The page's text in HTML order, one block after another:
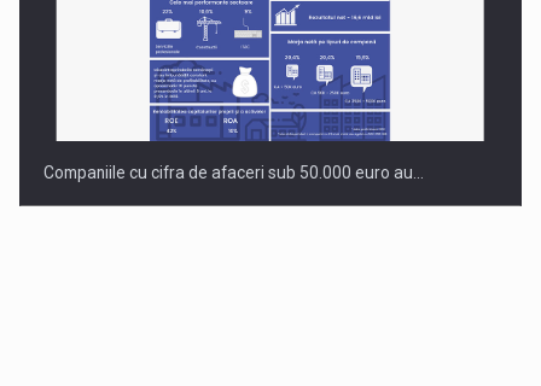
Companiile cu cifra de afaceri sub 50.000 euro au…